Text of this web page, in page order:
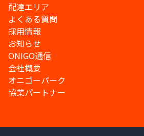
配達エリア
よくある質問
採用情報
お知らせ
ONIGO通信
会社概要
オニゴーパーク
協業パートナー